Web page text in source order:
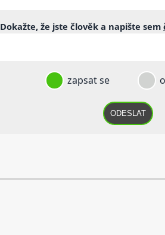
Dokažte, že jste člověk a napište sem
zapsat se
ODESLAT